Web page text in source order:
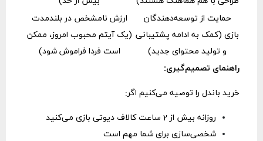
حمایت از توسعه‌دهندگان
بازی (کمک به ادامه پشتیبانی
و تولید محتوای جدید)
ارزش نامشخص در بلندمدت
(یک آیتم محبوب امروز، ممکن
است فردا فراموش شود)
راهنمای تصمیم‌گیری:
خرید باندل را توصیه می‌کنیم اگر:
روزانه بیش از 2 ساعت کالاف دیوتی بازی می‌کنید
شخصی‌سازی برای شما مهم است